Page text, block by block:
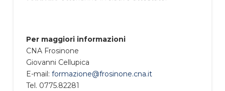
Per maggiori informazioni
CNA Frosinone
Giovanni Cellupica
E-mail: formazione@frosinone.cna.it
Tel. 0775.82281